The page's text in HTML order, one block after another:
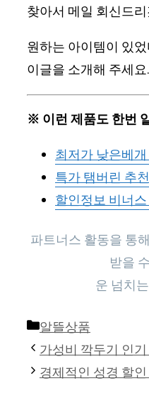
찾아서 메일 회신드
원하는 아이템이 있
이글을 소개해 주세요.
※ 이런 제품도 한번
최저가 낮은베
특가 탬버린 추
할인정보 비너
파트너스 활동을 통
받을
운 넘치
Categories
알뜰상품
가성비 깍두기 인
경제적인 성경 할